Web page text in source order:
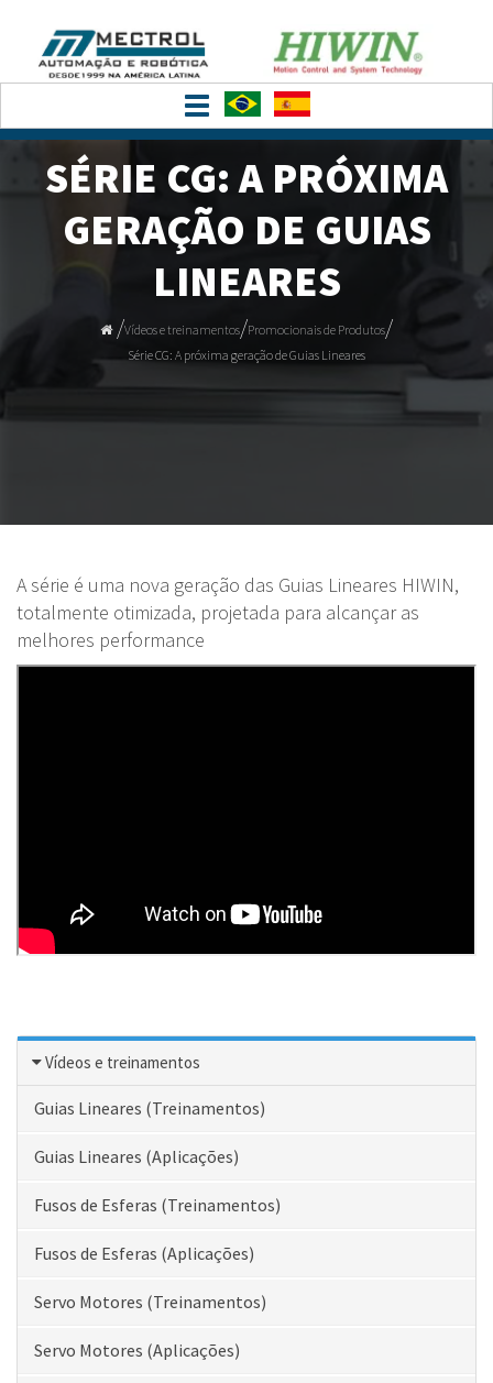
Toggle
navigation
SÉRIE CG: A PRÓXIMA
GERAÇÃO DE GUIAS
LINEARES
/Vídeos e treinamentos/Promocionais de Produtos/
Série CG: A próxima geração de Guias Lineares
A série é uma nova geração das Guias Lineares HIWIN,
totalmente otimizada, projetada para alcançar as
melhores performance
Vídeos e treinamentos
Guias Lineares (Treinamentos)
Guias Lineares (Aplicações)
Fusos de Esferas (Treinamentos)
Fusos de Esferas (Aplicações)
Servo Motores (Treinamentos)
Servo Motores (Aplicações)